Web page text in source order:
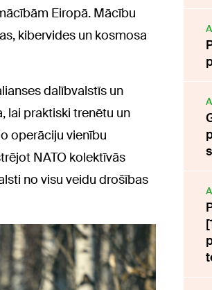
Eiropā. Mācību
kibervides un kosmosa
dalībvalstīs un
lai praktiski trenētu un
operāciju vienību
NATO kolektīvās
no visu veidu drošības